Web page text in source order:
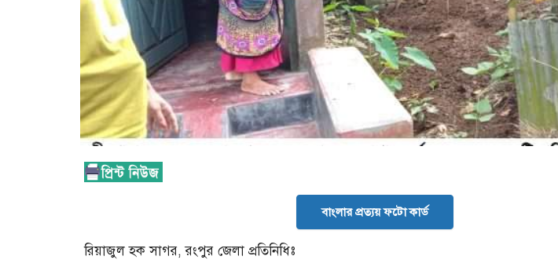
বাংলার প্রত্যয় ফটো কার্ড
রিয়াজুল হক সাগর, রংপুর জেলা প্রতিনিধিঃ